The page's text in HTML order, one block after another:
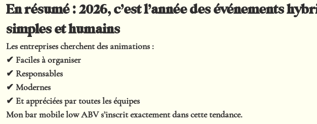
En résumé : 2026, c’est l’année des événements
simples et humains
Les entreprises cherchent des animations :
✔ Faciles à organiser
✔ Responsables
✔ Modernes
✔ Et appréciées par toutes les équipes
Mon bar mobile low ABV s’inscrit exactement dans cette tendance.